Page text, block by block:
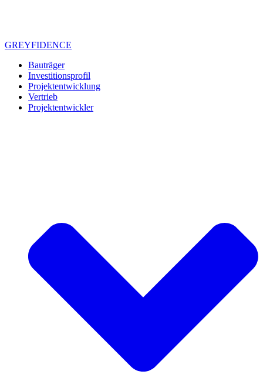
GREYFIDENCE
Bauträger
Investitionsprofil
Projektentwicklung
Vertrieb
Projektentwickler